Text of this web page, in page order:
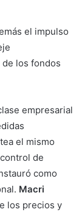
el impulso
los fondos
empresarial
el mismo
de
como
Macri
los precios y